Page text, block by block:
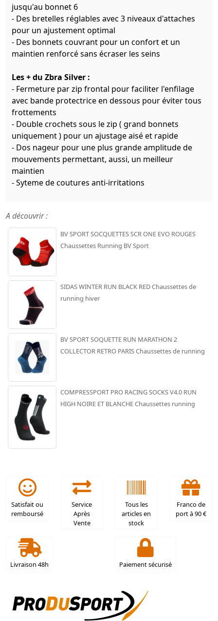
jusqu'au bonnet 6
- Des bretelles réglables avec 3 niveaux d'attaches
pour un ajustement optimal
- Des bonnets couvrant pour un confort et un
maintien renforcé sans écraser les seins
Les + du Zbra Silver :
- Fermeture par zip frontal pour faciliter l'enfilage
avec bande protectrice en dessous pour éviter tous
frottements
- Double crochets sous le zip ( grand bonnets
uniquement ) pour un ajustage aisé et rapide
- Dos nageur pour une plus grande amplitude de
mouvements permettant, aussi, un meilleur
maintien
- Syteme de coutures anti-irritations
A découvrir :
BV SPORT SOCQUETTES SCR ONE EVO ROUGES
Chaussettes Running BV Sport
SIDAS WINTER RUN BLACK RED Chaussettes de
running hiver
BV SPORT SOQUETTE RUN MARATHON 2
COLLECTOR RETRO PARIS Chaussettes de running
COMPRESSPORT PRO RACING SOCKS V4.0 RUN
HIGH NOIRE ET BLANCHE Chaussettes running
Satisfait ou
remboursé
Service
Après
Vente
Tous les
articles en
stock
Franco de
port à 90 €
Livraison 48h Paiement sécurisé